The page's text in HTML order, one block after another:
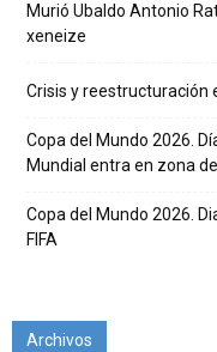
Murió Ubaldo Antonio
xeneize
Crisis y reestructuración
Copa del Mundo 2026.
Mundial entra en zona
Copa del Mundo 2026.
FIFA
Archivos